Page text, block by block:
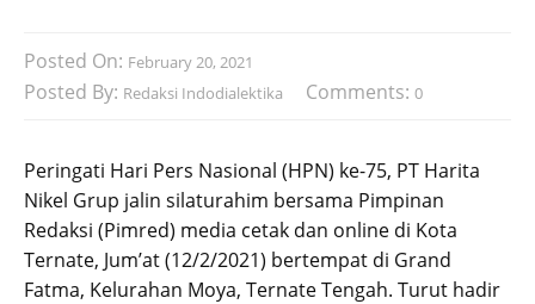
Posted On: February 20, 2021
Posted By: Redaksi Indodialektika Comments: 0
Peringati Hari Pers Nasional (HPN) ke-75, PT Harita
Nikel Grup jalin silaturahim bersama Pimpinan
Redaksi (Pimred) media cetak dan online di Kota
Ternate, Jum’at (12/2/2021) bertempat di Grand
Fatma, Kelurahan Moya, Ternate Tengah. Turut hadir